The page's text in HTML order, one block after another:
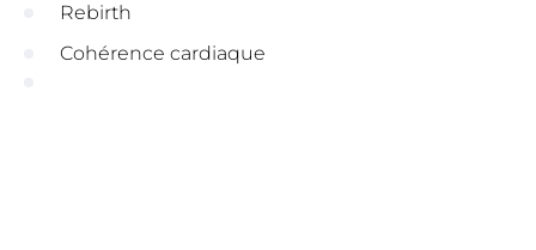
Rebirth
Cohérence cardiaque